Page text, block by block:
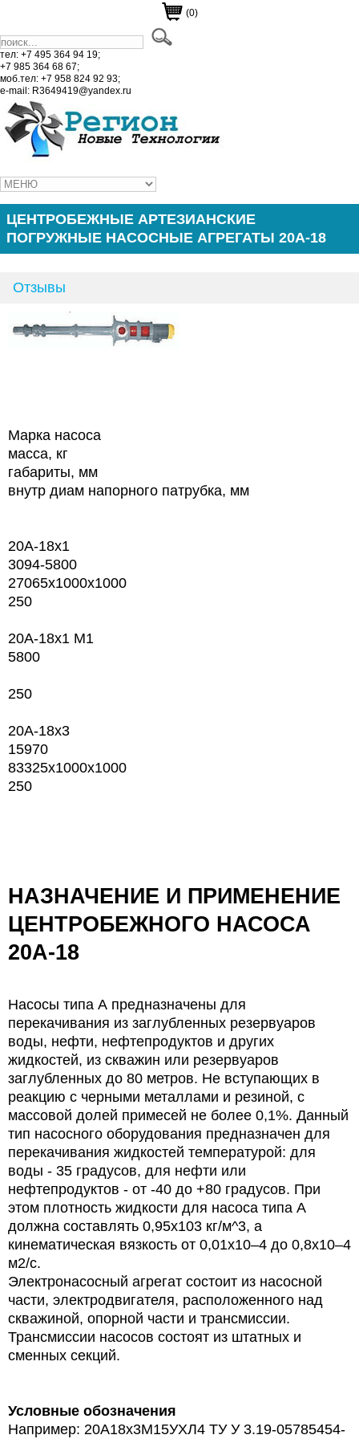
(0)
тел: +7 495 364 94 19;
+7 985 364 68 67;
моб.тел: +7 958 824 92 93;
e-mail: R3649419@yandex.ru
ЦЕНТРОБЕЖНЫЕ АРТЕЗИАНСКИЕ
ПОГРУЖНЫЕ НАСОСНЫЕ АГРЕГАТЫ 20А-18
Отзывы
Марка насоса
масса, кг
габариты, мм
внутр диам напорного патрубка, мм
20А-18х1
3094-5800
27065х1000х1000
250
20А-18х1 М1
5800
250
20А-18х3
15970
83325х1000х1000
250
НАЗНАЧЕНИЕ И ПРИМЕНЕНИЕ
ЦЕНТРОБЕЖНОГО НАСОСА
20А-18
Насосы типа А предназначены для
перекачивания из заглубленных резервуаров
воды, нефти, нефтепродуктов и других
жидкостей, из скважин или резервуаров
заглубленных до 80 метров. Не вступающих в
реакцию с черными металлами и резиной, с
массовой долей примесей не более 0,1%. Данный
тип насосного оборудования предназначен для
перекачивания жидкостей температурой: для
воды - 35 градусов, для нефти или
нефтепродуктов - от -40 до +80 градусов. При
этом плотность жидкости для насоса типа А
должна составлять 0,95х103 кг/м^3, а
кинематическая вязкость от 0,01х10–4 до 0,8х10–4
м2/с.
Электронасосный агрегат состоит из насосной
части, электродвигателя, расположенного над
скважиной, опорной части и трансмиссии.
Трансмиссии насосов состоят из штатных и
сменных секций.
Условные обозначения
Например: 20А18х3М15УХЛ4 ТУ У 3.19-05785454-